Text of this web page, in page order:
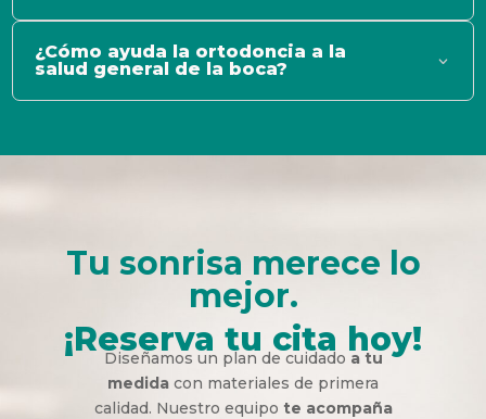
¿Cómo ayuda la ortodoncia a la
salud general de la boca?
Tu sonrisa merece lo
mejor.
¡Reserva tu cita hoy!
Diseñamos un plan de cuidado a tu
medida con materiales de primera
calidad. Nuestro equipo te acompaña